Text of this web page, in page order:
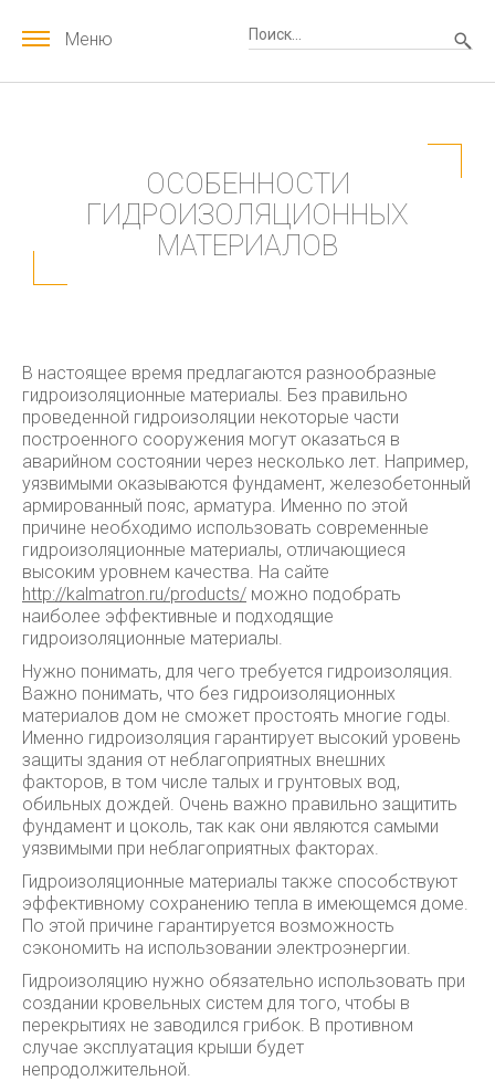
Меню
ОСОБЕННОСТИ
ГИДРОИЗОЛЯЦИОННЫХ
МАТЕРИАЛОВ
В настоящее время предлагаются разнообразные
гидроизоляционные материалы. Без правильно
проведенной гидроизоляции некоторые части
построенного сооружения могут оказаться в
аварийном состоянии через несколько лет. Например,
уязвимыми оказываются фундамент, железобетонный
армированный пояс, арматура. Именно по этой
причине необходимо использовать современные
гидроизоляционные материалы, отличающиеся
высоким уровнем качества. На сайте
http://kalmatron.ru/products/ можно подобрать
наиболее эффективные и подходящие
гидроизоляционные материалы.
Нужно понимать, для чего требуется гидроизоляция.
Важно понимать, что без гидроизоляционных
материалов дом не сможет простоять многие годы.
Именно гидроизоляция гарантирует высокий уровень
защиты здания от неблагоприятных внешних
факторов, в том числе талых и грунтовых вод,
обильных дождей. Очень важно правильно защитить
фундамент и цоколь, так как они являются самыми
уязвимыми при неблагоприятных факторах.
Гидроизоляционные материалы также способствуют
эффективному сохранению тепла в имеющемся доме.
По этой причине гарантируется возможность
сэкономить на использовании электроэнергии.
Гидроизоляцию нужно обязательно использовать при
создании кровельных систем для того, чтобы в
перекрытиях не заводился грибок. В противном
случае эксплуатация крыши будет
непродолжительной.